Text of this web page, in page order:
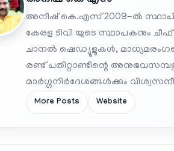
അനീഷ് കെ.എസ് 2009-ൽ
കേരള ടിവി യുടെ സ്ഥാപകനും
ചാനൽ ഷെഡ്യൂളുകൾ,
രണ്ട് പതിറ്റാണ്ടിന്റെ
മാർഗ്ഗനിർദേശങ്ങൾക്കും
More Posts Website